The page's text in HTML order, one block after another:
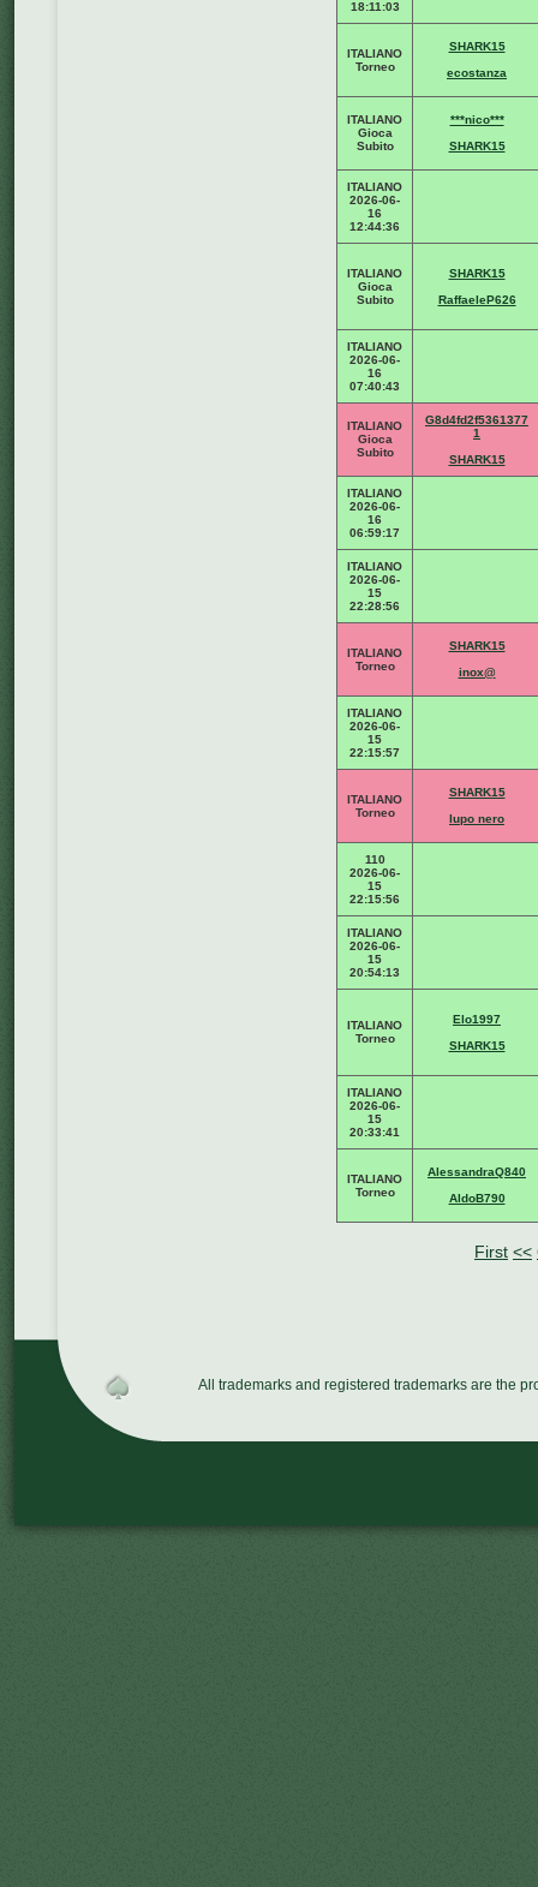
18:11:03
ITALIANO
Torneo
SHARK15
ecostanza
ITALIANO
Gioca
Subito
***nico***
SHARK15
ITALIANO
2026-06-
16
12:44:36
ITALIANO
Gioca
Subito
SHARK15
RaffaeleP626
ITALIANO
2026-06-
16
07:40:43
ITALIANO
Gioca
Subito
G8d4fd2f5361377
1
SHARK15
ITALIANO
2026-06-
16
06:59:17
ITALIANO
2026-06-
15
22:28:56
ITALIANO
Torneo
SHARK15
inox@
ITALIANO
2026-06-
15
22:15:57
ITALIANO
Torneo
SHARK15
lupo nero
110
2026-06-
15
22:15:56
ITALIANO
2026-06-
15
20:54:13
ITALIANO
Torneo
Elo1997
SHARK15
ITALIANO
2026-06-
15
20:33:41
ITALIANO
Torneo
AlessandraQ840
AldoB790
First <<
All trademarks and registered trademarks are the